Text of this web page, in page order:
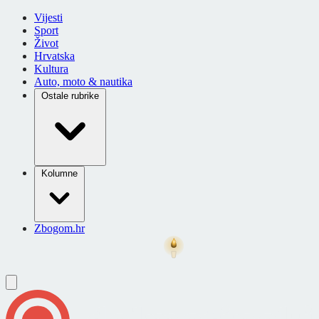
Vijesti
Sport
Život
Hrvatska
Kultura
Auto, moto & nautika
Ostale rubrike
Kolumne
Zbogom.hr